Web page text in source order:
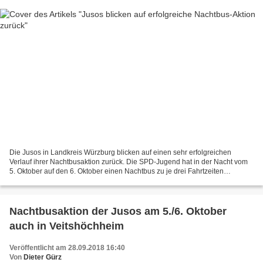
Die Jusos in Landkreis Würzburg blicken auf einen sehr erfolgreichen
Verlauf ihrer Nachtbusaktion zurück. Die SPD-Jugend hat in der Nacht vom
5. Oktober auf den 6. Oktober einen Nachtbus zu je drei Fahrtzeiten
Nachtbusaktion der Jusos am 5./6. Oktober
auch in Veitshöchheim
Veröffentlicht am 28.09.2018 16:40
Von Dieter Gürz